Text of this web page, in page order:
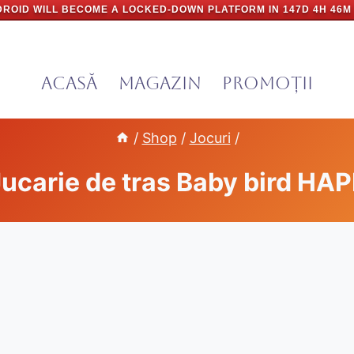
WILL BECOME A LOCKED-DOWN PLATFORM IN 147D 4H 46M
Acasă Magazin PROMOȚII
/ Shop / Jocuri /
de tras Baby bird